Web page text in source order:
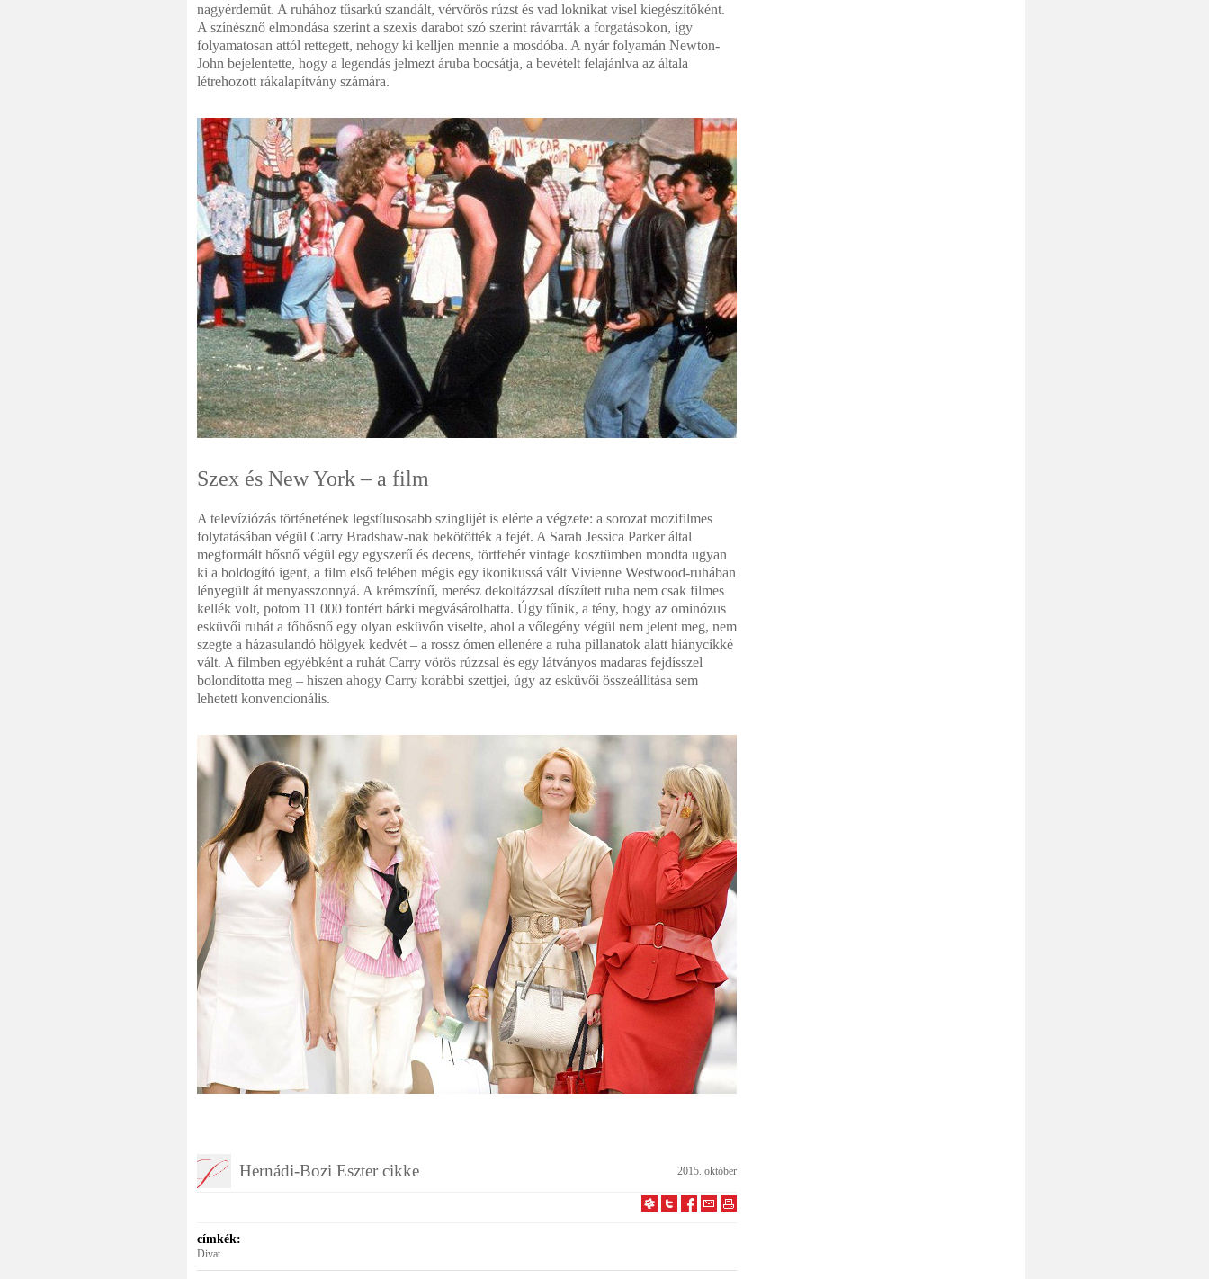
nagyérdeműt. A ruhához tűsarkú szandált, vérvörös rúzst és vad loknikat visel kiegészítőként.
A színésznő elmondása szerint a szexis darabot szó szerint rávarrták a forgatásokon, így
folyamatosan attól rettegett, nehogy ki kelljen mennie a mosdóba. A nyár folyamán Newton-
John bejelentette, hogy a legendás jelmezt áruba bocsátja, a bevételt felajánlva az általa
létrehozott rákalapítvány számára.
Szex és New York – a film
A televíziózás történetének legstílusosabb szinglijét is elérte a végzete: a sorozat mozifilmes
folytatásában végül Carry Bradshaw-nak bekötötték a fejét. A Sarah Jessica Parker által
megformált hősnő végül egy egyszerű és decens, törtfehér vintage kosztümben mondta ugyan
ki a boldogító igent, a film első felében mégis egy ikonikussá vált Vivienne Westwood-ruhában
lényegült át menyasszonnyá. A krémszínű, merész dekoltázzsal díszített ruha nem csak filmes
kellék volt, potom 11 000 fontért bárki megvásárolhatta. Úgy tűnik, a tény, hogy az ominózus
esküvői ruhát a főhősnő egy olyan esküvőn viselte, ahol a vőlegény végül nem jelent meg, nem
szegte a házasulandó hölgyek kedvét – a rossz ómen ellenére a ruha pillanatok alatt hiánycikké
vált. A filmben egyébként a ruhát Carry vörös rúzzsal és egy látványos madaras fejdísszel
bolondította meg – hiszen ahogy Carry korábbi szettjei, úgy az esküvői összeállítása sem
lehetett konvencionális.
Hernádi-Bozi Eszter cikke 2015. október
címkék:
Divat